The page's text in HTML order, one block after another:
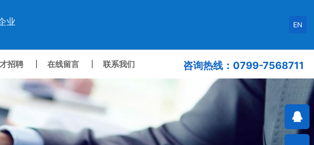
EN
业
咨询热线：0799-7568711
招聘 在线留言 联系我们